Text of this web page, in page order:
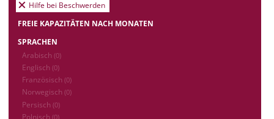
Hilfe bei Beschwerden
FREIE KAPAZITÄTEN NACH MONATEN
SPRACHEN
Arabisch (0)
Englisch (0)
Französisch (0)
Norwegisch (0)
Persisch (0)
Polnisch (0)